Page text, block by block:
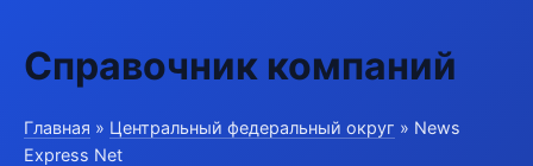
Справочник компаний
Главная » Центральный федеральный округ » News
Express Net